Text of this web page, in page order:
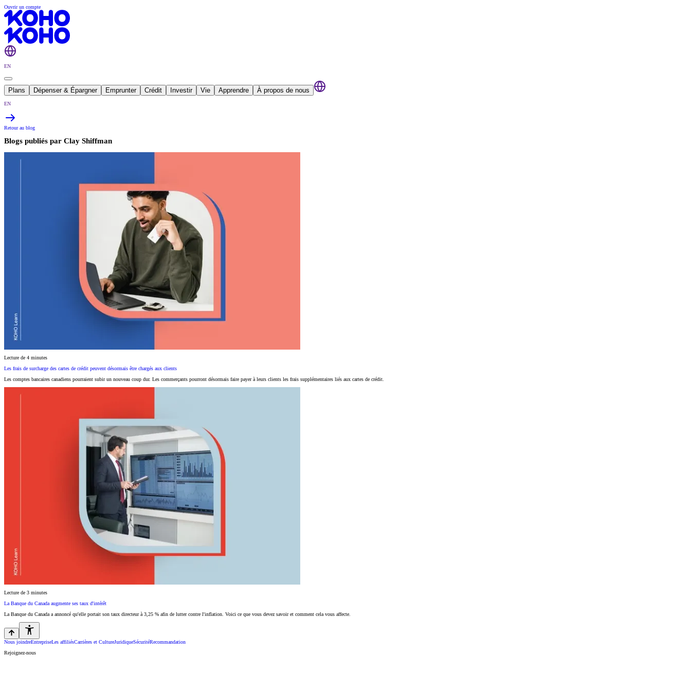
Ouvrir un compte
EN
Plans Dépenser & Épargner Emprunter Crédit Investir Vie Apprendre À propos de nous
EN
Retour au blog
Blogs publiés par Clay Shiffman
Lecture de 4 minutes
Les frais de surcharge des cartes de crédit peuvent désormais être chargés aux clients
Les comptes bancaires canadiens pourraient subir un nouveau coup dur. Les commerçants pourront désormais faire payer à leurs clients les frais supplémentaires liés aux cartes de crédit.
Lecture de 3 minutes
La Banque du Canada augmente ses taux d'intérêt
La Banque du Canada a annoncé qu'elle portait son taux directeur à 3,25 % afin de lutter contre l'inflation. Voici ce que vous devez savoir et comment cela vous affecte.
Nous joindreEntrepriseLes affiliésCarrières et CultureJuridiqueSécuritéRecommandation
Rejoignez-nous